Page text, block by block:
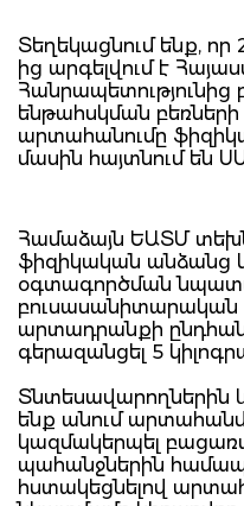
Տեղեկացնում ենք, որ
ից արգելվում է
ենթահսկման
արտահանումը
մասին հայտնում են
Համաձայն ԵԱՏՄ
ֆիզիկական անձանց
օգտագործման
բուսասանիտարական
արտադրանքի
գերազանցել 5
Տնտեսավարողներին
ենք անում
կազմակերպել
պահանջներին
հստակեցնելով